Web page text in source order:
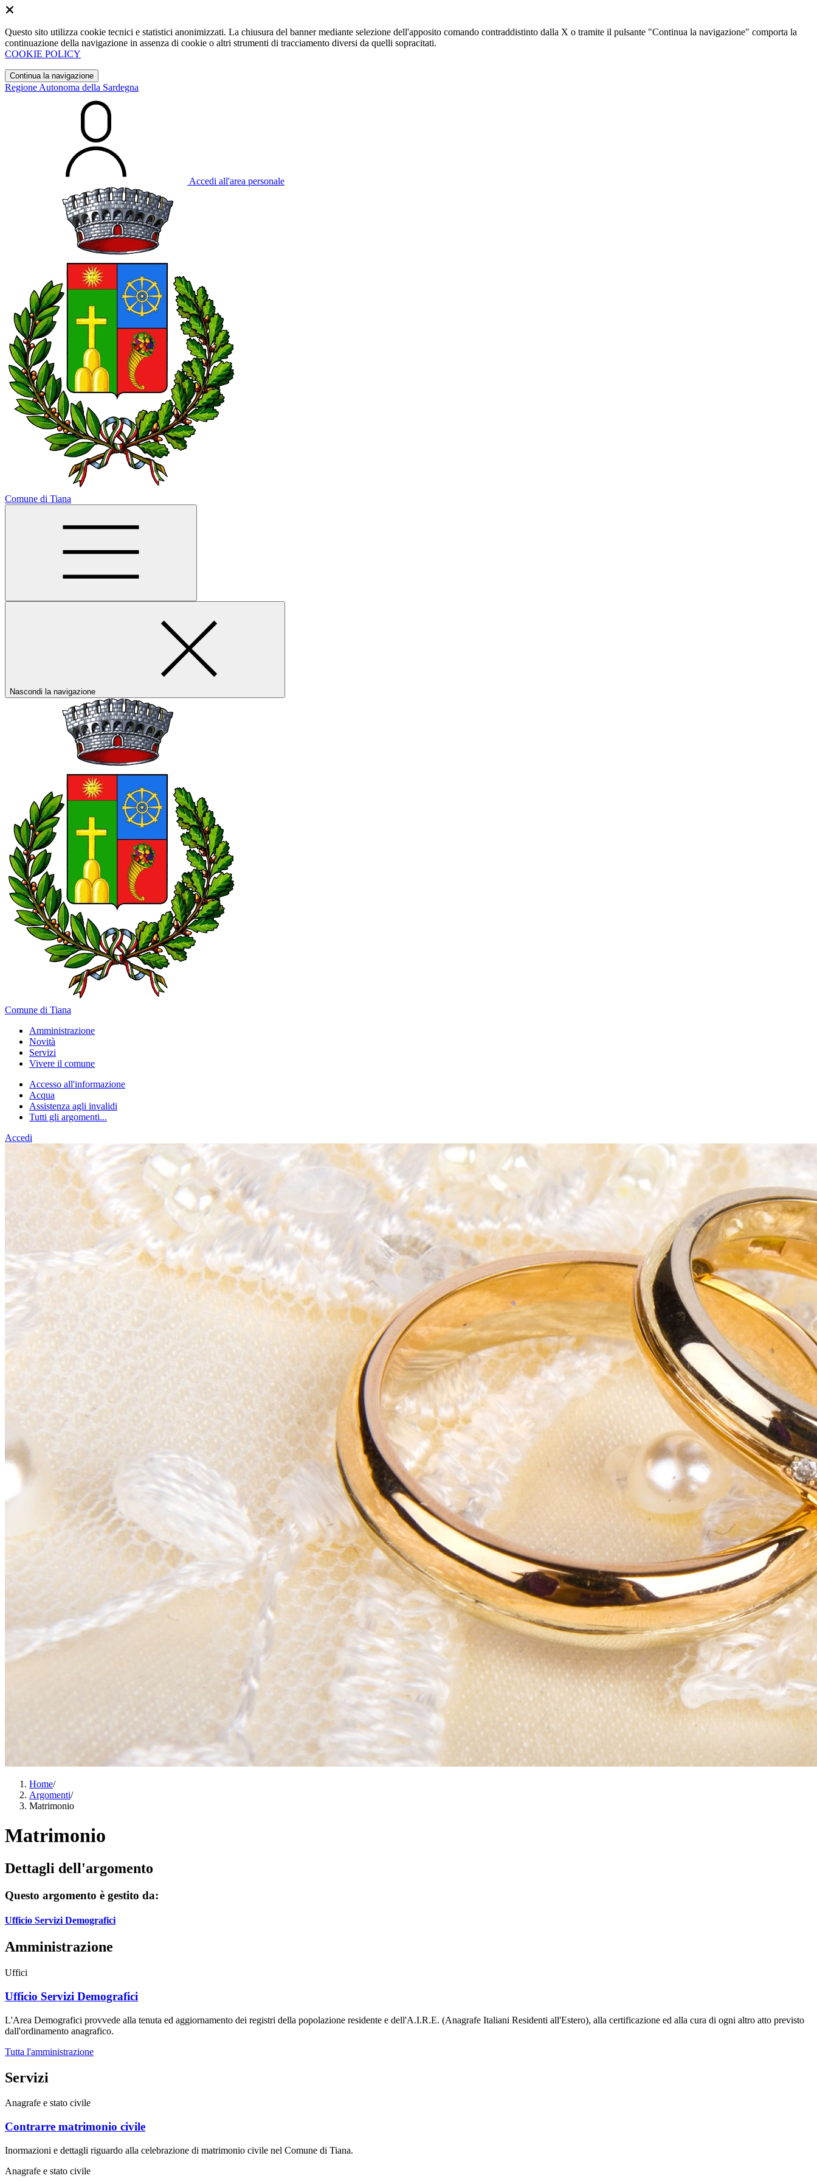
Questo sito utilizza cookie tecnici e statistici anonimizzati. La chiusura del banner mediante selezione dell'apposito comando contraddistinto dalla X o tramite il pulsante "Continua la navigazione" comporta la
continuazione della navigazione in assenza di cookie o altri strumenti di tracciamento diversi da quelli sopracitati.
COOKIE POLICY
Continua la navigazione
Regione Autonoma della Sardegna
Accedi all'area personale
Comune di Tiana
Nascondi la navigazione
Comune di Tiana
Amministrazione
Novità
Servizi
Vivere il comune
Accesso all'informazione
Acqua
Assistenza agli invalidi
Tutti gli argomenti...
Accedi
Home/
Argomenti/
Matrimonio
Matrimonio
Dettagli dell'argomento
Questo argomento è gestito da:
Ufficio Servizi Demografici
Amministrazione
Uffici
Ufficio Servizi Demografici
L'Area Demografici provvede alla tenuta ed aggiornamento dei registri della popolazione residente e dell'A.I.R.E. (Anagrafe Italiani Residenti all'Estero), alla certificazione ed alla cura di ogni altro atto previsto
dall'ordinamento anagrafico.
Tutta l'amministrazione
Servizi
Anagrafe e stato civile
Contrarre matrimonio civile
Inormazioni e dettagli riguardo alla celebrazione di matrimonio civile nel Comune di Tiana.
Anagrafe e stato civile